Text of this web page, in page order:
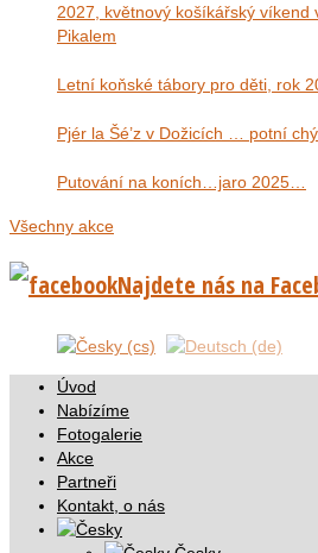
2027, květnový košíkářský víkend
Pikalem
Letní koňské tábory pro děti, rok
Pjér la Šé’z v Dožicích … potní
Putování na koních…jaro 2025…
Všechny akce
Najdete nás na
Úvod
Nabízíme
Fotogalerie
Akce
Partneři
Kontakt, o nás